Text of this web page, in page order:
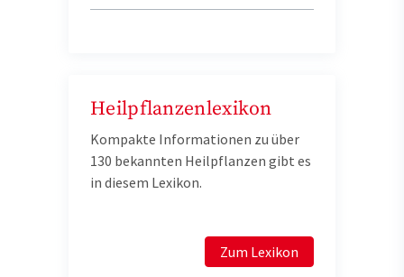
Heilpflanzenlexikon
Kompakte Informationen zu über
130 bekannten Heilpflanzen gibt es
in diesem Lexikon.
Zum Lexikon